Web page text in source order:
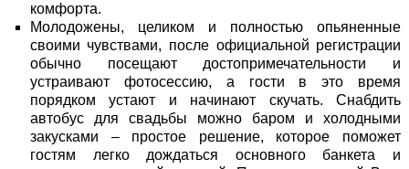
комфорта.
Молодожены, целиком и полностью опьяненные
своими чувствами, после официальной регистрации
обычно посещают достопримечательности и
устраивают фотосессию, а гости в это время
порядком устают и начинают скучать. Снабдить
автобус для свадьбы можно баром и холодными
закусками – простое решение, которое поможет
гостям легко дождаться основного банкета и